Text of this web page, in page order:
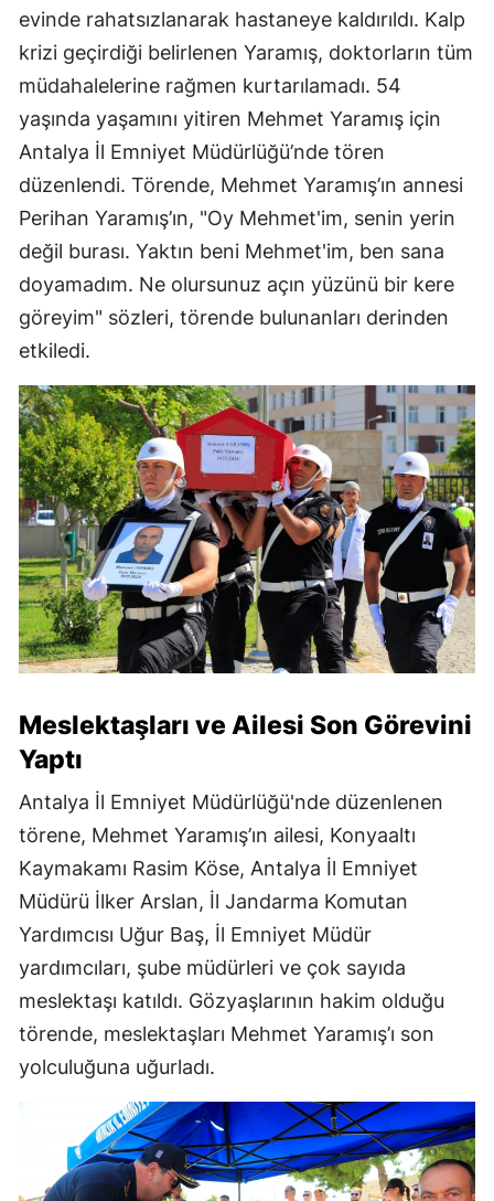
evinde rahatsızlanarak hastaneye kaldırıldı. Kalp
krizi geçirdiği belirlenen Yaramış, doktorların tüm
müdahalelerine rağmen kurtarılamadı. 54
yaşında yaşamını yitiren Mehmet Yaramış için
Antalya İl Emniyet Müdürlüğü’nde tören
düzenlendi. Törende, Mehmet Yaramış’ın annesi
Perihan Yaramış’ın, "Oy Mehmet'im, senin yerin
değil burası. Yaktın beni Mehmet'im, ben sana
doyamadım. Ne olursunuz açın yüzünü bir kere
göreyim" sözleri, törende bulunanları derinden
etkiledi.
Meslektaşları ve Ailesi Son Görevini
Yaptı
Antalya İl Emniyet Müdürlüğü'nde düzenlenen
törene, Mehmet Yaramış’ın ailesi, Konyaaltı
Kaymakamı Rasim Köse, Antalya İl Emniyet
Müdürü İlker Arslan, İl Jandarma Komutan
Yardımcısı Uğur Baş, İl Emniyet Müdür
yardımcıları, şube müdürleri ve çok sayıda
meslektaşı katıldı. Gözyaşlarının hakim olduğu
törende, meslektaşları Mehmet Yaramış’ı son
yolculuğuna uğurladı.